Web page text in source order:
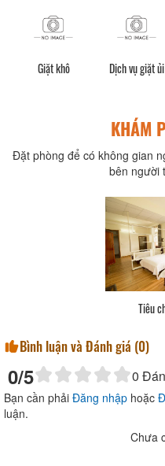
Giặt khô Dịch vụ giặt ủi
KHÁM
Đặt phòng để có không gian
bên người
Tiêu
Bình luận và Đánh giá (0)
0/5 0
Bạn cần phải Đăng nhập hoặc
luận.
Chưa